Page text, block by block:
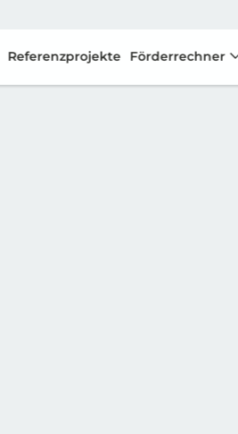
Referenzprojekte Förderrechner